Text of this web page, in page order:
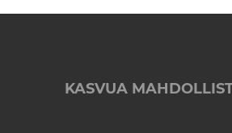
KASVUA